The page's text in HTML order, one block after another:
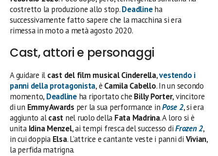
costretto la produzione allo stop.Deadlineha
successivamente fatto sapere che la macchina si era
rimessa in moto a metà agosto 2020.
Cast, attori e personaggi
A guidare il cast del film musical Cinderella,vestendo i
panni della protagonista, è Camila Cabello. In un secondo
momento, Deadline ha riportato che Billy Porter, vincitore
di un Emmy Awards per la sua performance inPose 2, si era
aggiunto alcast nel ruolo della Fata Madrina. A loro si è
unita Idina Menzel, ai tempi fresca del successo diFrozen 2,
in cui doppia Elsa. L’attrice e cantante veste i panni di Vivian,
la perfida matrigna.